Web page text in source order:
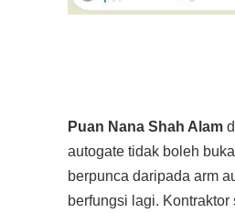
Puan Nana Shah Alam
autogate tidak boleh
berpunca daripada arm
berfungsi lagi.